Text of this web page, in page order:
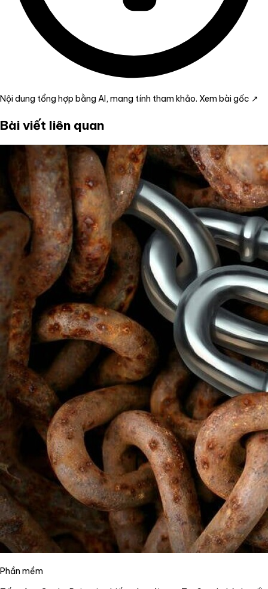
Nội dung tổng hợp bằng AI, mang tính tham khảo. Xem bài gốc ↗
Bài viết liên quan
Phần mềm